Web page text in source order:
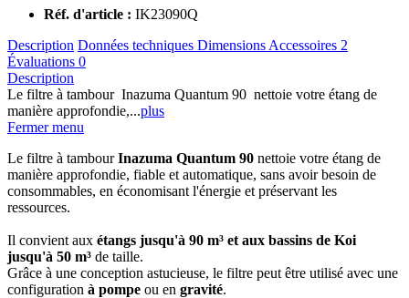
Réf. d'article : IK23090Q
Description Données techniques Dimensions Accessoires 2
Évaluations 0
Description
Le filtre à tambour Inazuma Quantum 90 nettoie votre étang de
manière approfondie,...plus
Fermer menu
Le filtre à tambourInazuma Quantum 90 nettoie votre étang de
manière approfondie, fiable et automatique, sans avoir besoin de
consommables, en économisant l'énergie et préservant les
ressources.
Il convient aux étangs jusqu'à 90 m³ et aux bassins de Koi
jusqu'à 50 m³ de taille.
Grâce à une conception astucieuse, le filtre peut être utilisé avec une
configuration à pompe ou en gravité.